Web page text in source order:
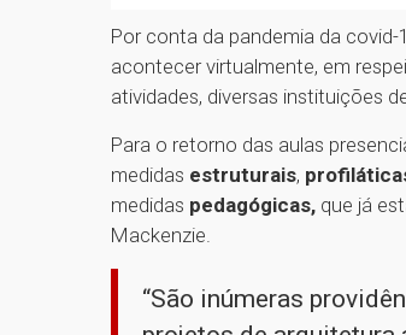
Por conta da pandemia da
acontecer virtualmente, em
atividades, diversas instituições
Para o retorno das aulas
medidas estruturais,
medidas pedagógicas, que já
Mackenzie.
“São inúmeras